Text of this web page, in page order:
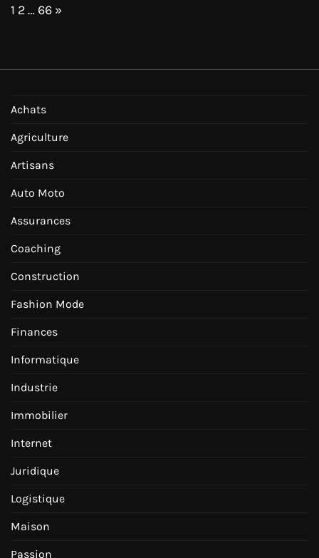
Page:
1 2… 66 Next
»
Achats
Agriculture
Artisans
Auto Moto
Assurances
Coaching
Construction
Fashion Mode
Finances
Informatique
Industrie
Immobilier
Internet
Juridique
Logistique
Maison
Passion